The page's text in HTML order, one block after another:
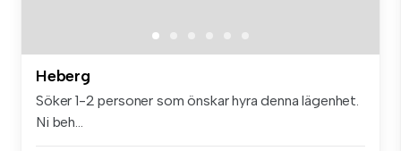
Heberg
Söker 1-2 personer som önskar hyra denna lägenhet.
Ni beh...